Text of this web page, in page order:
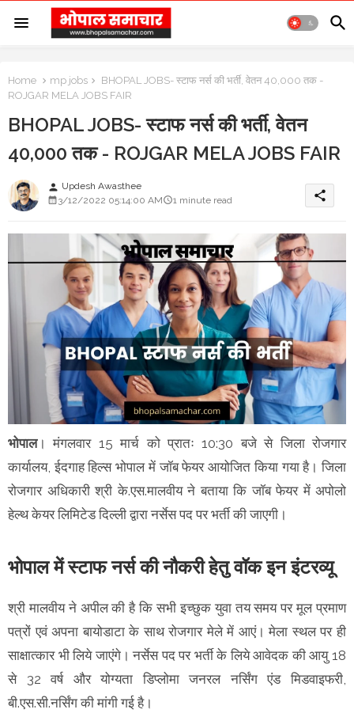
Home mp jobs
BHOPAL JOBS- स्टाफ नर्स की भर्ती, वेतन 40,000 तक -
ROJGAR MELA JOBS FAIR
BHOPAL JOBS- स्टाफ नर्स की भर्ती, वेतन
40,000 तक - ROJGAR MELA JOBS FAIR
person Updesh Awasthee
3/12/2022 05:14:00 AM
1 minute read share
भोपाल। मंगलवार 15 मार्च को प्रातः 10:30 बजे से जिला रोजगार
कार्यालय, ईदगाह हिल्स भोपाल में जॉब फेयर आयोजित किया गया है। जिला
रोजगार अधिकारी श्री के.एस.मालवीय ने बताया कि जॉब फेयर में अपोलो
हेल्थ केयर लिमिटेड दिल्ली द्वारा नर्सेस पद पर भर्ती की जाएगी।
भोपाल में स्टाफ नर्स की नौकरी हेतु वॉक इन इंटरव्यू
श्री मालवीय ने अपील की है कि सभी इच्छुक युवा तय समय पर मूल प्रमाण
पत्रों एवं अपना बायोडाटा के साथ रोजगार मेले में आएं। मेला स्थल पर ही
साक्षात्कार भी लिये जाएंगे। नर्सेस पद पर भर्ती के लिये आवेदक की आयु 18
से 32 वर्ष और योग्यता डिप्लोमा जनरल नर्सिंग एंड मिडवाइफरी,
बी.एस.सी.नर्सिंग की मांगी गई है।